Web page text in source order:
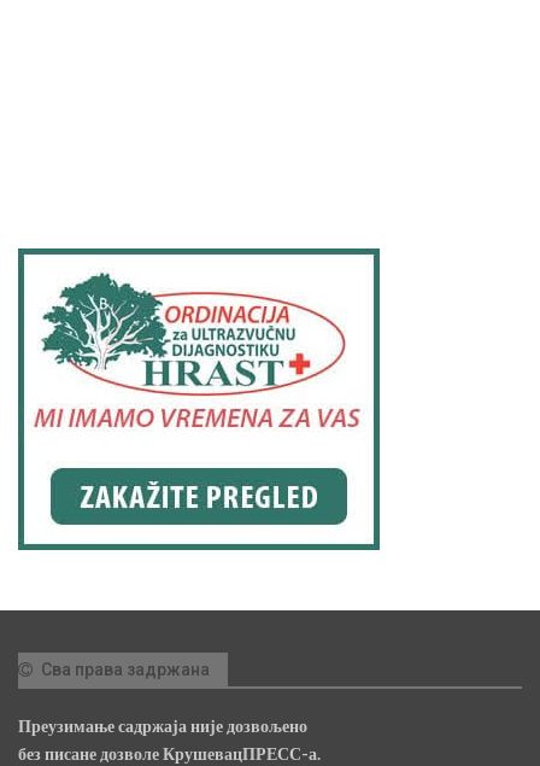
Сва права задржана
Преузимање садржаја није дозвољено
без писане дозволе КрушевацПРЕСС-а.